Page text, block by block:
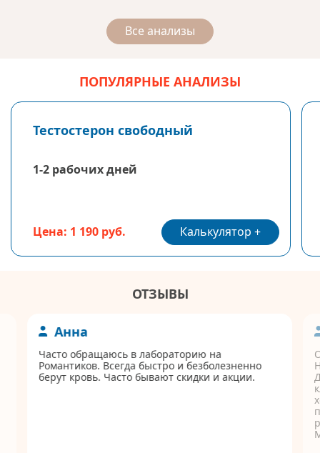
Все анализы
ПОПУЛЯРНЫЕ АНАЛИЗЫ
Тестостерон свободный
1-2 рабочих дней
Цена: 1 190 руб. Калькулятор
ОТЗЫВЫ
Анна
Часто обращаюсь в лабораторию на
Романтиков. Всегда быстро и безболезненно
берут кровь. Часто бывают скидки и акции.